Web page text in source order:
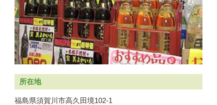
所在地
福島県須賀川市高久田境102-1